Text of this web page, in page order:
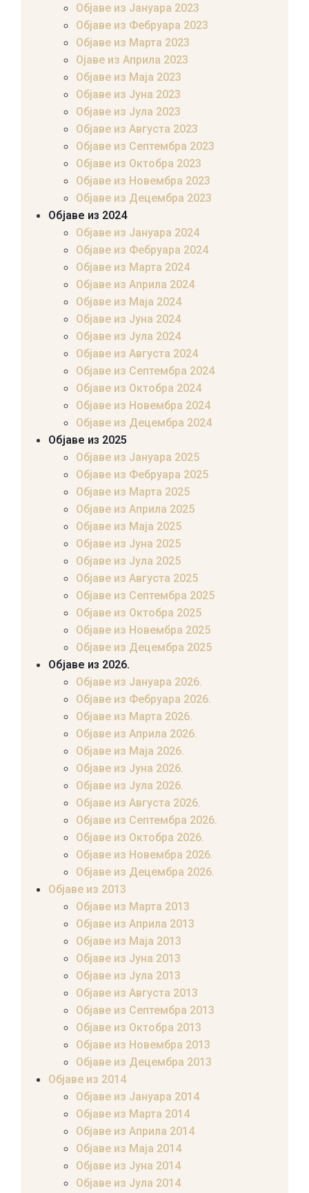
Објаве из Јануара 2023
Објаве из Фебруара 2023
Објаве из Марта 2023
Ојаве из Априла 2023
Објаве из Маја 2023
Објаве из Јуна 2023
Објаве из Јула 2023
Објаве из Августа 2023
Објаве из Септембра 2023
Објаве из Октобра 2023
Објаве из Новембра 2023
Објаве из Децембра 2023
Објаве из 2024
Објаве из Јануара 2024
Објаве из Фебруара 2024
Објаве из Марта 2024
Објаве из Априла 2024
Објаве из Маја 2024
Објаве из Јуна 2024
Објаве из Јула 2024
Објаве из Августа 2024
Објаве из Септембра 2024
Објаве из Октобра 2024
Објаве из Новембра 2024
Објаве из Децембра 2024
Објаве из 2025
Објаве из Јануара 2025
Објаве из Фебруара 2025
Објаве из Марта 2025
Објаве из Априла 2025
Објаве из Маја 2025
Објаве из Јуна 2025
Објаве из Јула 2025
Објаве из Августа 2025
Објаве из Септембра 2025
Објаве из Октобра 2025
Објаве из Новембра 2025
Објаве из Децембра 2025
Објаве из 2026.
Објаве из Јануара 2026.
Објаве из Фебруара 2026.
Објаве из Марта 2026.
Објаве из Априла 2026.
Објаве из Маја 2026.
Објаве из Јуна 2026.
Објаве из Јула 2026.
Објаве из Августа 2026.
Објаве из Септембра 2026.
Објаве из Октобра 2026.
Објаве из Новембра 2026.
Објаве из Децембра 2026.
Објаве из 2013
Објаве из Марта 2013
Објаве из Априла 2013
Објаве из Маја 2013
Објаве из Јунa 2013
Објаве из Јула 2013
Објаве из Августа 2013
Објаве из Септембра 2013
Објаве из Октобра 2013
Објаве из Новембра 2013
Објаве из Децембра 2013
Објаве из 2014
Објаве из Јануара 2014
Објаве из Марта 2014
Објаве из Априла 2014
Објаве из Маја 2014
Објаве из Јуна 2014
Објаве из Јула 2014